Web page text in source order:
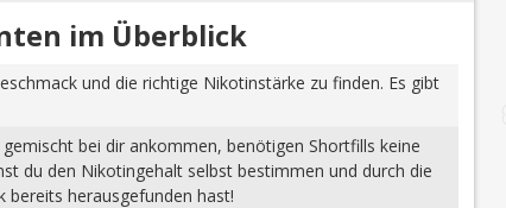
im Überblick
und die richtige Nikotinstärke zu finden. Es gibt
bei dir ankommen, benötigen Shortfills keine
du den Nikotingehalt selbst bestimmen und durch die
bereits herausgefunden hast!